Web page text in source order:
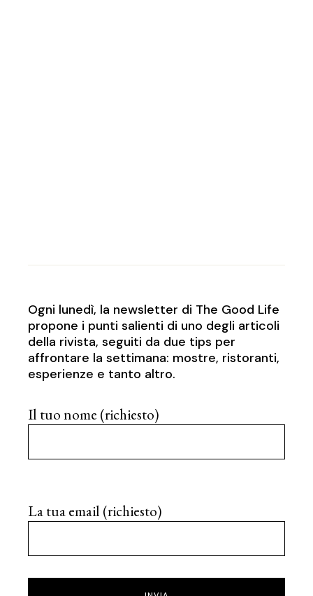
Ogni lunedì, la newsletter di The Good Life
propone i punti salienti di uno degli articoli
della rivista, seguiti da due tips per
affrontare la settimana: mostre, ristoranti,
esperienze e tanto altro.
Il tuo nome (richiesto)
La tua email (richiesto)